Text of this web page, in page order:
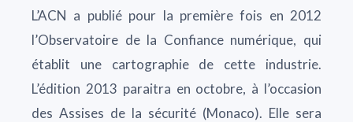
L’ACN a publié pour la première fois en 2012
l’Observatoire de la Confiance numérique, qui
établit une cartographie de cette industrie.
L’édition 2013 paraitra en octobre, à l’occasion
des Assises de la sécurité (Monaco). Elle sera